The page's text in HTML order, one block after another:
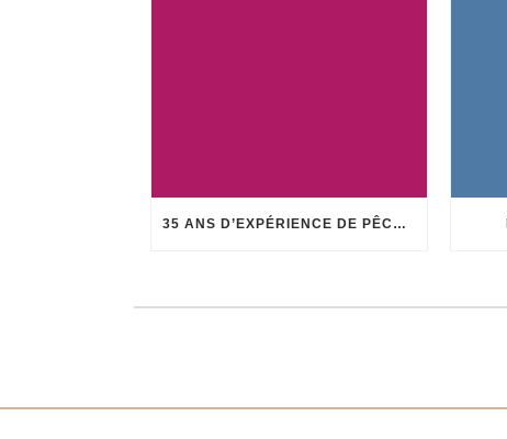
35 ANS D’EXPÉRIENCE DE PÊCHE AU CORAIL